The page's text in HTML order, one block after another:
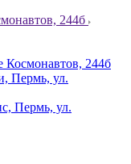
244б
Космонавтов, 244б
Пермь, ул.
Пермь, ул.